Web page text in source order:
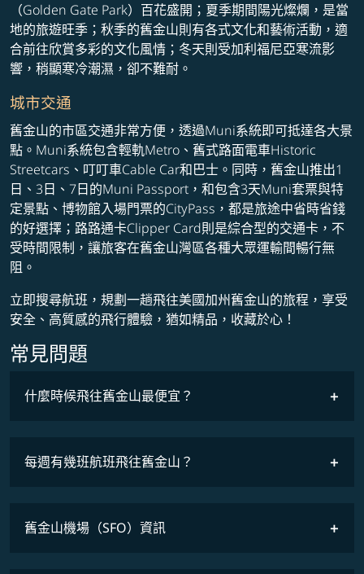
（Golden Gate Park）百花盛開；夏季期間陽光燦爛，是當
地的旅遊旺季；秋季的舊金山則有各式文化和藝術活動，適
合前往欣賞多彩的文化風情；冬天則受加利福尼亞寒流影
響，稍顯寒冷潮濕，卻不難耐。
城市交通
舊金山的市區交通非常方便，透過Muni系統即可抵達各大景
點。Muni系統包含輕軌Metro、舊式路面電車Historic
Streetcars、叮叮車Cable Car和巴士。同時，舊金山推出1
日、3日、7日的Muni Passport，和包含3天Muni套票與特
定景點、博物館入場門票的CityPass，都是旅途中省時省錢
的好選擇；路路通卡Clipper Card則是綜合型的交通卡，不
受時間限制，讓旅客在舊金山灣區各種大眾運輸間暢行無
阻。
立即搜尋航班，規劃一趟飛往美國加州舊金山的旅程，享受
安全、高質感的飛行體驗，猶如精品，收藏於心！
常見問題
什麼時候飛往舊金山最便宜？
COSMILE會員
每週有幾班航班飛往舊金山？
舊金山機場（SFO）資訊